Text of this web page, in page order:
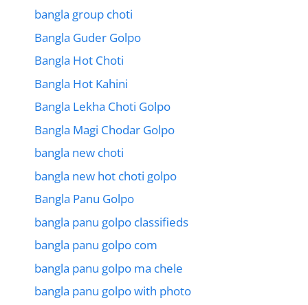
bangla group choti
Bangla Guder Golpo
Bangla Hot Choti
Bangla Hot Kahini
Bangla Lekha Choti Golpo
Bangla Magi Chodar Golpo
bangla new choti
bangla new hot choti golpo
Bangla Panu Golpo
bangla panu golpo classifieds
bangla panu golpo com
bangla panu golpo ma chele
bangla panu golpo with photo